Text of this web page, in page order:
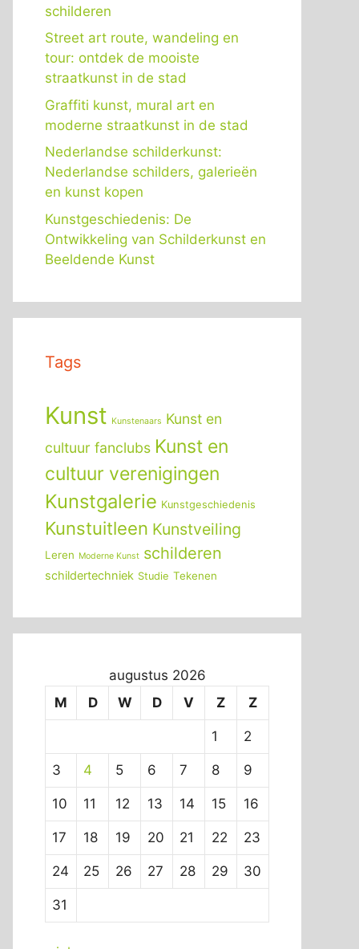
schilderen
Street art route, wandeling en
tour: ontdek de mooiste
straatkunst in de stad
Graffiti kunst, mural art en
moderne straatkunst in de stad
Nederlandse schilderkunst:
Nederlandse schilders, galerieën
en kunst kopen
Kunstgeschiedenis: De
Ontwikkeling van Schilderkunst en
Beeldende Kunst
Tags
Kunst Kunstenaars Kunst en
cultuur fanclubs Kunst en
cultuur verenigingen
Kunstgalerie Kunstgeschiedenis
Kunstuitleen Kunstveiling
Leren Moderne Kunst schilderen
schildertechniek Studie Tekenen
augustus 2026
M
D W D V Z Z
1 2
3 4 5 6 7 8 9
10 11 12 13 14 15 16
17 18 19 20 21 22 23
24 25 26 27 28 29 30
31